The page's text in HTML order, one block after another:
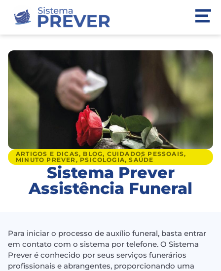
ARTIGOS E DICAS, BLOG, CUIDADOS PESSOAIS,
MINUTO PREVER, PSICOLOGIA,SAÚDE
Sistema Prever
Assistência Funeral
Para iniciar o processo de auxílio funeral, basta entrar
em contato com o sistema por telefone. O Sistema
Prever é conhecido por seus serviços funerários
profissionais e abrangentes, proporcionando uma